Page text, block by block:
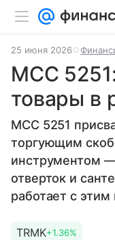
25 июня 2026
MCC
товары в
MCC 5251
торгующим
инструментом
отверток и
работает с
TRMK+1.36%